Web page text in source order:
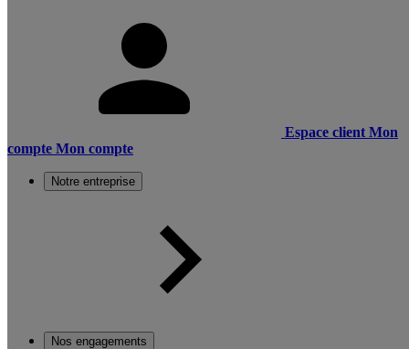
Espace client Mon
compte Mon compte
Notre entreprise
Nos engagements